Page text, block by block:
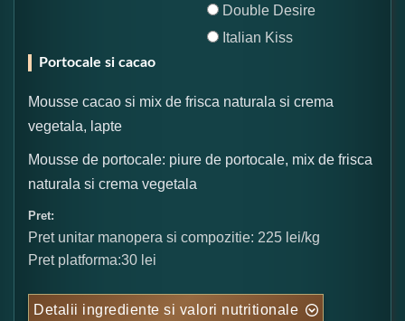
Double Desire
Italian Kiss
Portocale si cacao
Mousse cacao si mix de frisca naturala si crema
vegetala, lapte
Mousse de portocale: piure de portocale, mix de frisca
naturala si crema vegetala
Pret:
Pret unitar manopera si compozitie: 225 lei/kg
Pret platforma:30 lei
Detalii ingrediente si valori nutritionale